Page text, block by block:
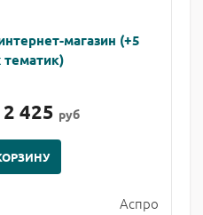
магазин (+5
тематик)
425 руб
Аспро